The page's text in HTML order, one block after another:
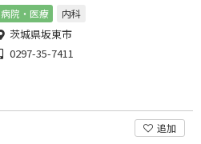
病院・医療 内科
茨城県坂東市
0297-35-7411
追加